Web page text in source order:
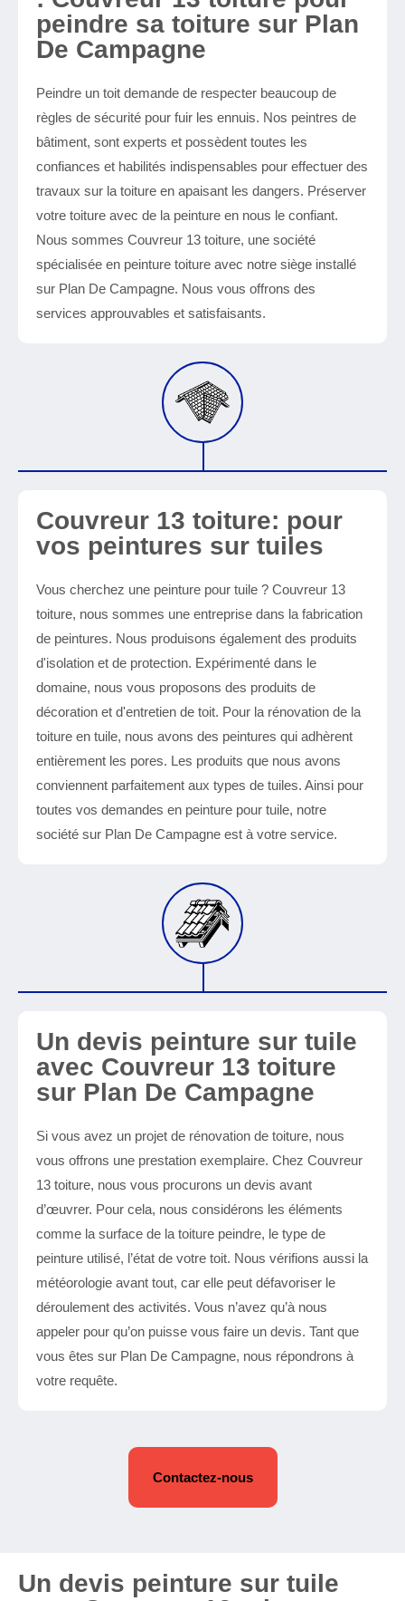
peindre sa toiture sur Plan
De Campagne
Peindre un toit demande de respecter beaucoup de
règles de sécurité pour fuir les ennuis. Nos peintres de
bâtiment, sont experts et possèdent toutes les
confiances et habilités indispensables pour effectuer des
travaux sur la toiture en apaisant les dangers. Préserver
votre toiture avec de la peinture en nous le confiant.
Nous sommes Couvreur 13 toiture, une société
spécialisée en peinture toiture avec notre siège installé
sur Plan De Campagne. Nous vous offrons des
services approuvables et satisfaisants.
Couvreur 13 toiture: pour
vos peintures sur tuiles
Vous cherchez une peinture pour tuile ? Couvreur 13
toiture, nous sommes une entreprise dans la fabrication
de peintures. Nous produisons également des produits
d'isolation et de protection. Expérimenté dans le
domaine, nous vous proposons des produits de
décoration et d'entretien de toit. Pour la rénovation de la
toiture en tuile, nous avons des peintures qui adhèrent
entièrement les pores. Les produits que nous avons
conviennent parfaitement aux types de tuiles. Ainsi pour
toutes vos demandes en peinture pour tuile, notre
société sur Plan De Campagne est à votre service.
Un devis peinture sur tuile
avec Couvreur 13 toiture
sur Plan De Campagne
Si vous avez un projet de rénovation de toiture, nous
vous offrons une prestation exemplaire. Chez Couvreur
13 toiture, nous vous procurons un devis avant
d’œuvrer. Pour cela, nous considérons les éléments
comme la surface de la toiture peindre, le type de
peinture utilisé, l’état de votre toit. Nous vérifions aussi la
météorologie avant tout, car elle peut défavoriser le
déroulement des activités. Vous n’avez qu’à nous
appeler pour qu’on puisse vous faire un devis. Tant que
vous êtes sur Plan De Campagne, nous répondrons à
votre requête.
Contactez-nous
Un devis peinture sur tuile